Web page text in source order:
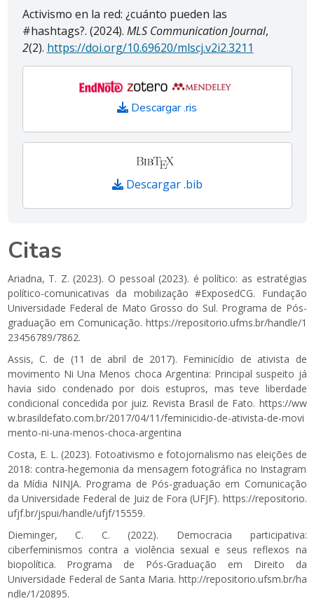
Activismo en la red: ¿cuánto pueden las
#hashtags?. (2024). MLS Communication Journal,
2(2). https://doi.org/10.69620/mlscj.v2i2.3211
Descargar .ris
Descargar .bib
Citas
Ariadna, T. Z. (2023). O pessoal (2023). é político: as estratégias
político-comunicativas da mobilização #ExposedCG. Fundação
Universidade Federal de Mato Grosso do Sul. Programa de Pós-
graduação em Comunicação. https://repositorio.ufms.br/handle/1
23456789/7862.
Assis, C. de (11 de abril de 2017). Feminicídio de ativista de
movimento Ni Una Menos choca Argentina: Principal suspeito já
havia sido condenado por dois estupros, mas teve liberdade
condicional concedida por juiz. Revista Brasil de Fato. https://ww
w.brasildefato.com.br/2017/04/11/feminicidio-de-ativista-de-movi
mento-ni-una-menos-choca-argentina
Costa, E. L. (2023). Fotoativismo e fotojornalismo nas eleições de
2018: contra-hegemonia da mensagem fotográfica no Instagram
da Mídia NINJA. Programa de Pós-graduação em Comunicação
da Universidade Federal de Juiz de Fora (UFJF). https://repositorio.
ufjf.br/jspui/handle/ufjf/15559.
Dieminger, C. C. (2022). Democracia participativa:
ciberfeminismos contra a violência sexual e seus reflexos na
biopolítica. Programa de Pós-Graduação em Direito da
Universidade Federal de Santa Maria. http://repositorio.ufsm.br/ha
ndle/1/20895.